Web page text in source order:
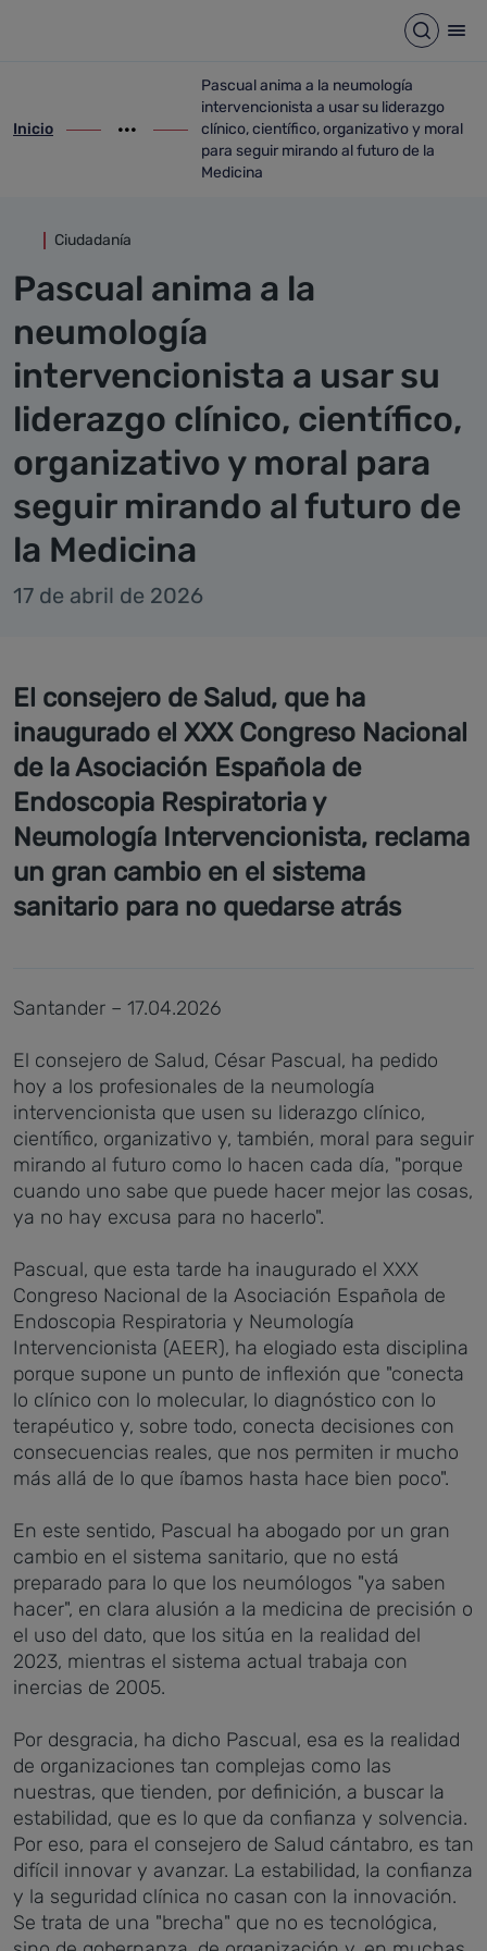
Abrir
ir-a inicio
Inicio
Mostrar opciones del camino de migas
ir-a Pascual anima a la neumología
Pascual anima a la neumología
intervencionista a usar su liderazgo
clínico, científico, organizativo y moral
para seguir mirando al futuro de la
Medicina
Ciudadanía
Pascual anima a la
neumología
intervencionista a usar su
liderazgo clínico, científico,
organizativo y moral para
seguir mirando al futuro de
la Medicina
17 de abril de 2026
El consejero de Salud, que ha
inaugurado el XXX Congreso Nacional
de la Asociación Española de
Endoscopia Respiratoria y
Neumología Intervencionista, reclama
un gran cambio en el sistema
sanitario para no quedarse atrás
Santander – 17.04.2026
El consejero de Salud, César Pascual, ha pedido
hoy a los profesionales de la neumología
intervencionista que usen su liderazgo clínico,
científico, organizativo y, también, moral para seguir
mirando al futuro como lo hacen cada día, "porque
cuando uno sabe que puede hacer mejor las cosas,
ya no hay excusa para no hacerlo".
Pascual, que esta tarde ha inaugurado el XXX
Congreso Nacional de la Asociación Española de
Endoscopia Respiratoria y Neumología
Intervencionista (AEER), ha elogiado esta disciplina
porque supone un punto de inflexión que "conecta
lo clínico con lo molecular, lo diagnóstico con lo
terapéutico y, sobre todo, conecta decisiones con
consecuencias reales, que nos permiten ir mucho
más allá de lo que íbamos hasta hace bien poco".
En este sentido, Pascual ha abogado por un gran
cambio en el sistema sanitario, que no está
preparado para lo que los neumólogos "ya saben
hacer", en clara alusión a la medicina de precisión o
el uso del dato, que los sitúa en la realidad del
2023, mientras el sistema actual trabaja con
inercias de 2005.
Por desgracia, ha dicho Pascual, esa es la realidad
de organizaciones tan complejas como las
nuestras, que tienden, por definición, a buscar la
estabilidad, que es lo que da confianza y solvencia.
Por eso, para el consejero de Salud cántabro, es tan
difícil innovar y avanzar. La estabilidad, la confianza
y la seguridad clínica no casan con la innovación.
Se trata de una "brecha" que no es tecnológica,